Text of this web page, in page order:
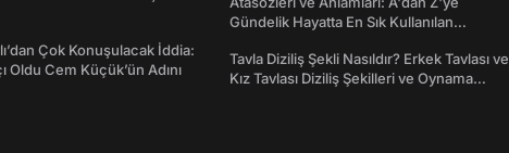
Çok Konuşulacak İddia:
Oldu Cem Küçük’ün Adını
Gündelik Hayatta En Sık Kullanılan
Tavla Diziliş Şekli Nasıldır? Erkek Tavlası ve
Kız Tavlası Diziliş Şekilleri ve Oynama